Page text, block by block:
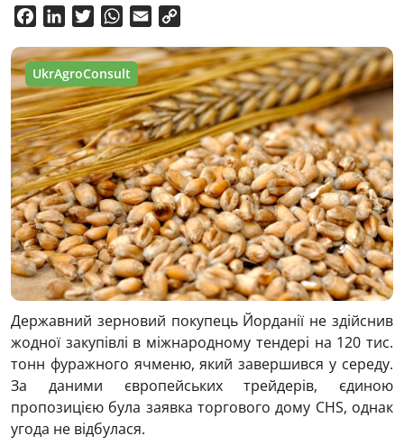
FacebookLinkedInTwitterWhatsApp
Email
UkrAgroConsult
Державний зерновий покупець Йорданії не здійснив
жодної закупівлі в міжнародному тендері на 120 тис.
тонн фуражного ячменю, який завершився у середу.
За даними європейських трейдерів, єдиною
пропозицією була заявка торгового дому CHS, однак
угода не відбулася.